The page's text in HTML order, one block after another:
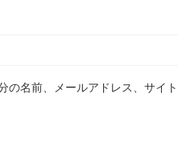
名前、メールアドレス、サイト